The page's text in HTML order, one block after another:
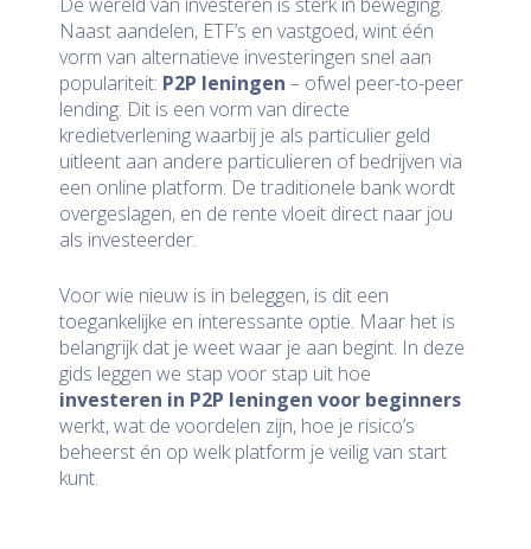
Naast aandelen, ETF’s en vastgoed, wint één
vorm van alternatieve investeringen snel aan
populariteit: P2P leningen – ofwel peer-to-peer
lending. Dit is een vorm van directe
kredietverlening waarbij je als particulier geld
uitleent aan andere particulieren of bedrijven via
een online platform. De traditionele bank wordt
overgeslagen, en de rente vloeit direct naar jou
als investeerder.
Voor wie nieuw is in beleggen, is dit een
toegankelijke en interessante optie. Maar het is
belangrijk dat je weet waar je aan begint. In deze
gids leggen we stap voor stap uit hoe
investeren in P2P leningen voor beginners
werkt, wat de voordelen zijn, hoe je risico’s
beheerst én op welk platform je veilig van start
kunt.